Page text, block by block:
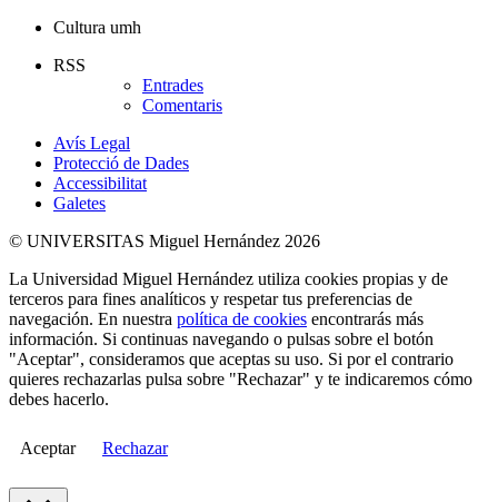
Cultura umh
RSS
Entrades
Comentaris
Avís Legal
Protecció de Dades
Accessibilitat
Galetes
© UNIVERSITAS Miguel Hernández 2026
La Universidad Miguel Hernández utiliza cookies propias y de
terceros para fines analíticos y respetar tus preferencias de
navegación. En nuestra política de cookies encontrarás más
información. Si continuas navegando o pulsas sobre el botón
"Aceptar", consideramos que aceptas su uso. Si por el contrario
quieres rechazarlas pulsa sobre "Rechazar" y te indicaremos cómo
debes hacerlo.
Aceptar Rechazar